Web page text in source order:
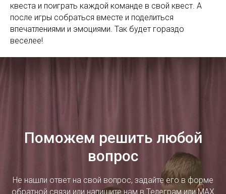
квеста и поиграть каждой команде в свой квест. А
после игры собраться вместе и поделиться
впечатлениями и эмоциями. Так будет гораздо
веселее!
Поможем решить любой
вопрос
Не нашли ответ на свой вопрос, задайте его в форме
обратной связи или напишите нам в ТелеграмилиMAX